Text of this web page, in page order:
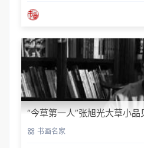
“今草第一人”张旭光大草小
正创新‌！
书画名家